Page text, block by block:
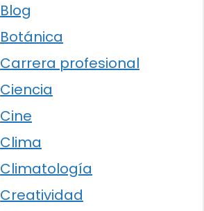
Blog
Botánica
Carrera profesional
Ciencia
Cine
Clima
Climatología
Creatividad